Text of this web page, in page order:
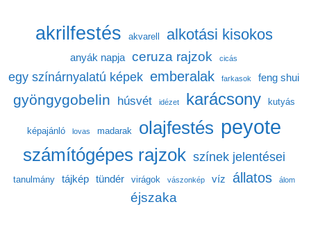
akrilfestés akvarell alkotási kisokos
anyák napja ceruza rajzok cicás
egy színárnyalatú képek emberalak farkasok feng shui
gyöngygobelin húsvét idézet karácsony kutyás
képajánló lovas madarak olajfestés peyote
számítógépes rajzok színek jelentései
tanulmány tájkép tündér virágok vászonkép víz állatos álom
éjszaka